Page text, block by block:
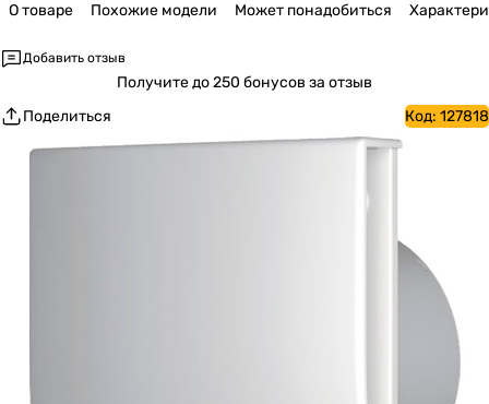
О товаре Похожие модели Может понадобиться
Добавить отзыв
Получитедо 250 бонусов за отзыв
Поделиться
Код: 127818